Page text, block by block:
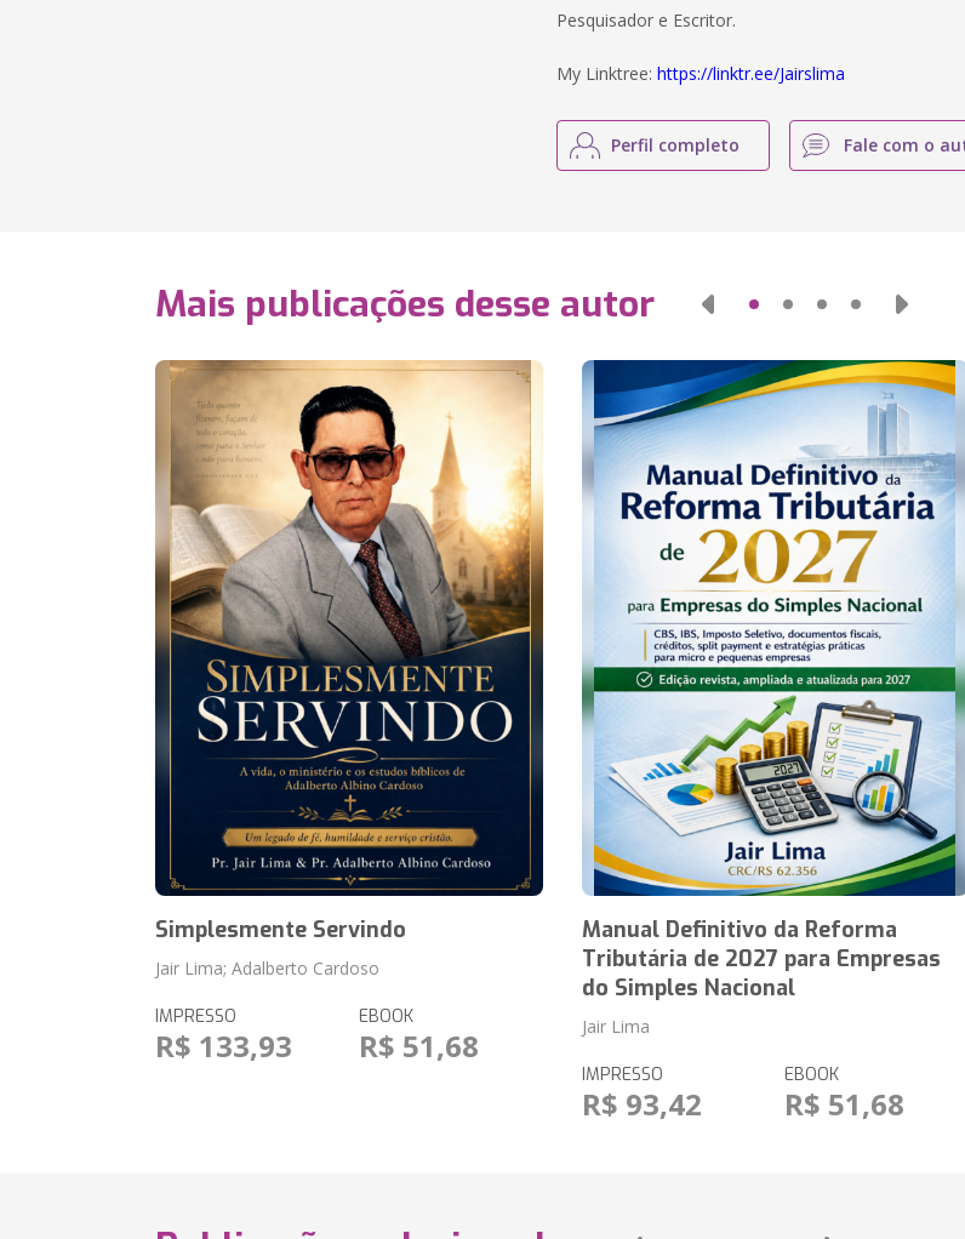
Pesquisador e Escritor.
My Linktree:https://linktr.ee/Jairslima
Perfil completo Fale com o
Mais publicações desse autor
Simplesmente Servindo
Jair Lima; Adalberto Cardoso
IMPRESSO
R$ 133,93
EBOOK
R$ 51,68
Manual Definitivo da Reforma
Tributária de 2027 para Empresas
do Simples Nacional
Jair Lima
IMPRESSO
R$ 93,42
EBOOK
R$ 51,68